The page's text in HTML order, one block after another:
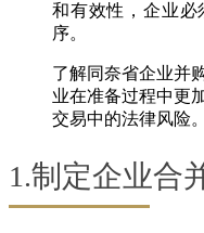
和有效性，企业必
序。
了解同奈省企业并
业在准备过程中更
交易中的法律风险。
1.制定企业合